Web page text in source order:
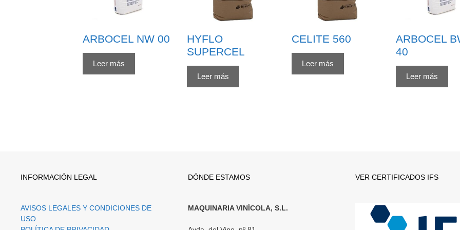
ARBOCEL NW 00
Leer más
HYFLO
SUPERCEL
Leer más
CELITE 560
Leer más
ARBOCEL
40
Leer más
INFORMACIÓN LEGAL
AVISOS LEGALES Y CONDICIONES DE
USO
DÓNDE ESTAMOS
MAQUINARIA VINÍCOLA, S.L.
VER CERTIFICADOS IFS